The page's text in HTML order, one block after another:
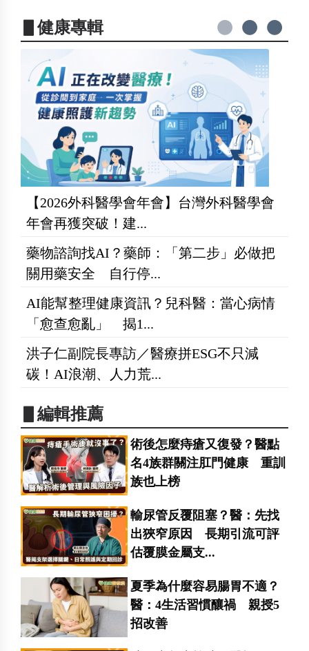
▋健康專輯
【2026外科醫學會年會】台灣外科醫學會
年會再獲突破！建...
藥物諮詢找AI？藥師：「第二步」必做把
關用藥安全 自行停...
AI能幫整理健康資訊？兒科醫：當心病情
「愈查愈亂」 揭1...
洪子仁副院長專訪／醫療拼ESG不只減
碳！AI浪潮、人力荒...
▋編輯推薦
術後怎麼痔瘡又復發？醫點
名4族群關注肛門健康 重訓
族也上榜
輸尿管反覆阻塞？醫：先找
出狹窄原因 長期引流可評
估覆膜金屬支...
夏季為什麼容易腸胃不適？
醫：4生活習慣釀禍 親授5
招改善